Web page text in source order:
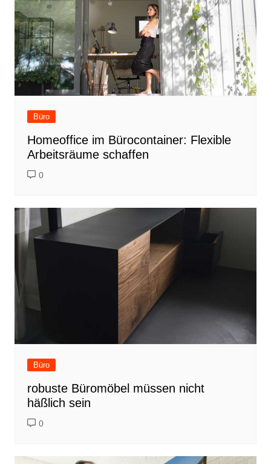
Büro
Homeoffice im Bürocontainer: Flexible
Arbeitsräume schaffen
0
Büro
robuste Büromöbel müssen nicht
häßlich sein
0